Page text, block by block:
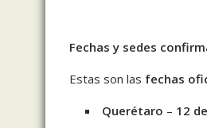
Fechas y sedes
Estas son las fechas
Querétaro – 12